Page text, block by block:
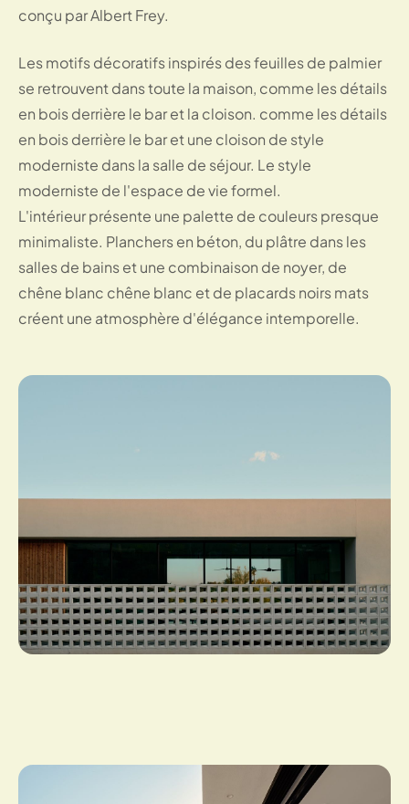
conçu par Albert Frey.
Les motifs décoratifs inspirés des feuilles de palmier
se retrouvent dans toute la maison, comme les détails
en bois derrière le bar et la cloison. comme les détails
en bois derrière le bar et une cloison de style
moderniste dans la salle de séjour. Le style
moderniste de l'espace de vie formel.
L'intérieur présente une palette de couleurs presque
minimaliste. Planchers en béton, du plâtre dans les
salles de bains et une combinaison de noyer, de
chêne blanc chêne blanc et de placards noirs mats
créent une atmosphère d'élégance intemporelle.